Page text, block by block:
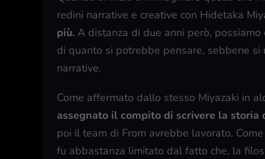
redini narrative e creative con Hidetaka
più. A distanza di due anni però,
di quanto si potrebbe pensare, sebbene
narrative.
Come affermato dallo stesso Miyazaki in
assegnato il compito di scrivere la storia
poi il team di From avrebbe lavorato.
fu abbastanza limitato dal fatto che, la